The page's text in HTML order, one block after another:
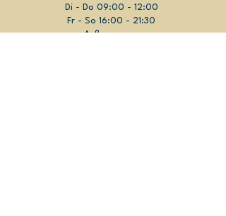
Di - Do 09:00 - 12:00
Fr - So 16:00 - 21:30
Außensauna: